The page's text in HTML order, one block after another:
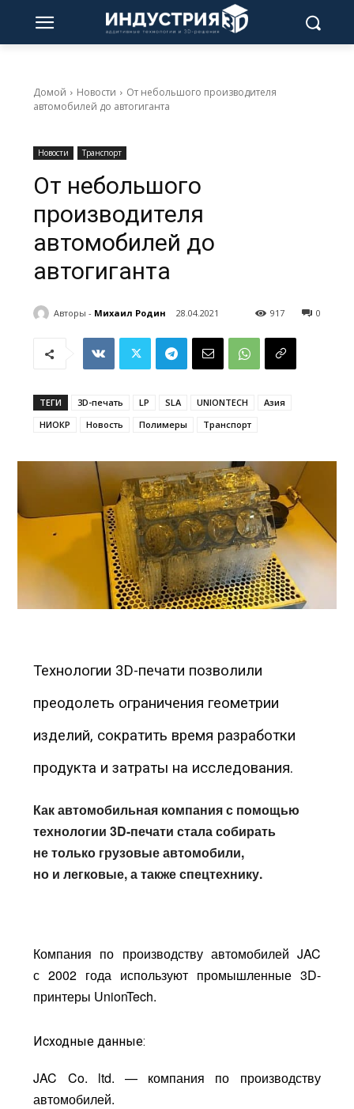
Домой Новости
От небольшого производителя
автомобилей до автогиганта
Новости Транспорт
От небольшого
производителя
автомобилей до
автогиганта
Авторы - Михаил Родин 28.04.2021 0
917
ТЕГИ 3D-печать LP SLA UNIONTECH
Азия
НИОКР
Новость Полимеры Транспорт
Технологии 3D-печати позволили
преодолеть ограничения геометрии
изделий, сократить время разработки
продукта и затраты на исследования.
Как автомобильная компания с помощью
технологии 3D-печати стала собирать
не только грузовые автомобили,
но и легковые, а также спецтехнику.
Компания по производству автомобилей JAC
с 2002 года используют промышленные 3D-
принтеры UnionTech.
Исходные данные:
JAC Co. ltd. — компания по производству
автомобилей.